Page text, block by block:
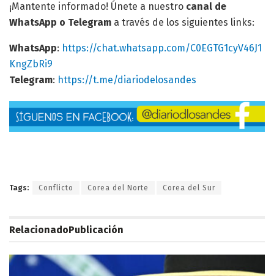
¡Mantente informado! Únete a nuestro canal de
WhatsApp o Telegram a través de los siguientes links:
WhatsApp: https://chat.whatsapp.com/C0EGTG1cyV46J1
KngZbRi9
Telegram: https://t.me/diariodelosandes
Tags: Conflicto Corea del Norte Corea del Sur
RelacionadoPublicación